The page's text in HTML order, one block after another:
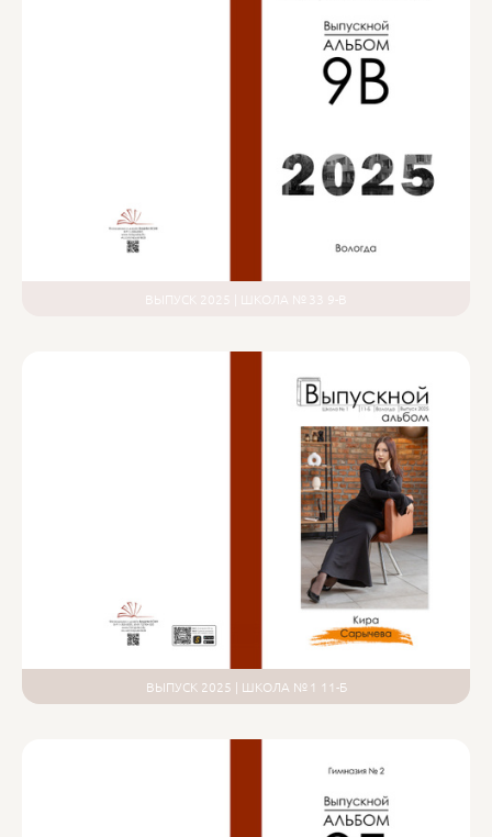
ВЫПУСК 2025 | ШКОЛА № 33 9-В
ВЫПУСК 2025 | ШКОЛА № 1 11-Б